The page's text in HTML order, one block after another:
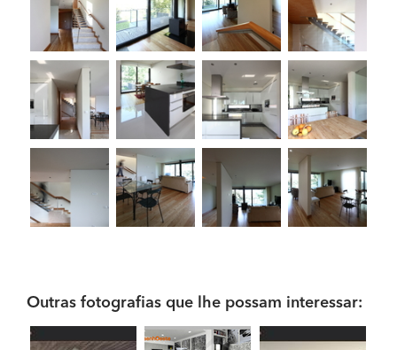
Outras fotografias que lhe possam interessar: